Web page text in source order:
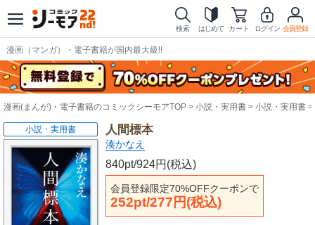
検索 はじめて カート ログイン 会員登録
漫画（マンガ）・電子書籍が国内最大級!!
漫画(まんが)・電子書籍のコミックシーモアTOP 小説・実用書 小説・実用書
人間標本
湊かなえ
840pt/924円(税込)
会員登録限定70%OFFクーポンで
252pt/277円(税込)
小説・実用書